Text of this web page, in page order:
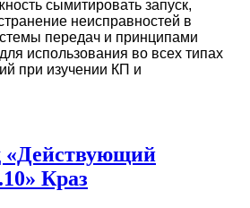
сымитировать запуск,
неисправностей в
передач и принципами
использования во всех типах
при изучении КП и
«Действующий
Краз